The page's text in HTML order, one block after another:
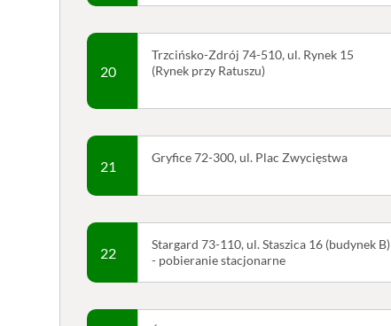
20
Trzcińsko-Zdrój 74-510, ul. Rynek 15
(Rynek przy Ratuszu)
21 Gryfice 72-300, ul. Plac Zwycięstwa
22
Stargard 73-110, ul. Staszica 16 (budynek B)
- pobieranie stacjonarne